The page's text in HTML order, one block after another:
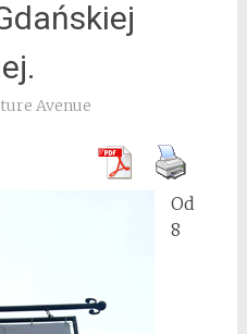
Avenue
Od
8